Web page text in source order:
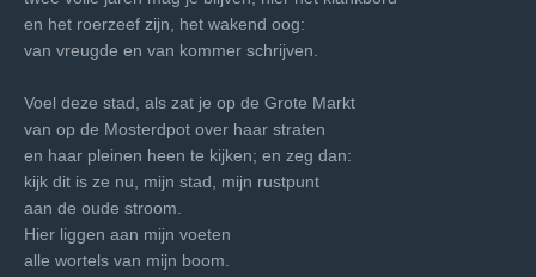
en het roerzeef zijn, het wakend oog:
van vreugde en van kommer schrijven.
Voel deze stad, als zat je op de Grote Markt
van op de Mosterdpot over haar straten
en haar pleinen heen te kijken; en zeg dan:
kijk dit is ze nu, mijn stad, mijn rustpunt
aan de oude stroom.
Hier liggen aan mijn voeten
alle wortels van mijn boom.